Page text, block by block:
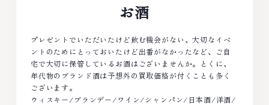
お酒
プレゼントでいただいたけど飲む機会がない、大切なイベ
ントのためにとっておいたけど出番がなかったなど、ご自
宅で大切に保管しているお酒はございませんか。とくに、
年代物のブランド酒は予想外の買取価格が付くことも多く
ございます。
ウィスキー/ブランデー/ワイン/シャンパン/日本酒/洋酒/